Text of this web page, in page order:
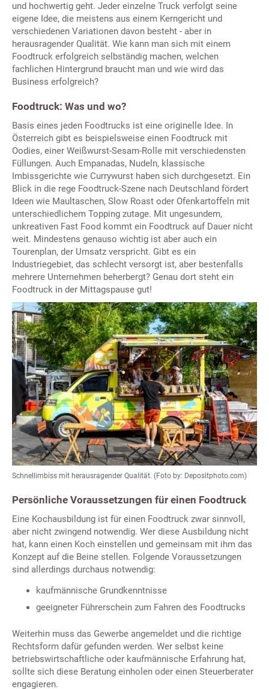
und hochwertig geht. Jeder einzelne Truck verfolgt seine
eigene Idee, die meistens aus einem Kerngericht und
verschiedenen Variationen davon besteht - aber in
herausragender Qualität. Wie kann man sich mit einem
Foodtruck erfolgreich selbständig machen, welchen
fachlichen Hintergrund braucht man und wie wird das
Business erfolgreich?
Foodtruck: Was und wo?
Basis eines jeden Foodtrucks ist eine originelle Idee. In
Österreich gibt es beispielsweise einen Foodtruck mit
Oodies, einer Weißwurst-Sesam-Rolle mit verschiedensten
Füllungen. Auch Empanadas, Nudeln, klassische
Imbissgerichte wie Currywurst haben sich durchgesetzt. Ein
Blick in die rege Foodtruck-Szene nach Deutschland fördert
Ideen wie Maultaschen, Slow Roast oder Ofenkartoffeln mit
unterschiedlichem Topping zutage. Mit ungesundem,
unkreativen Fast Food kommt ein Foodtruck auf Dauer nicht
weit. Mindestens genauso wichtig ist aber auch ein
Tourenplan, der Umsatz verspricht. Gibt es ein
Industriegebiet, das schlecht versorgt ist, aber bestenfalls
mehrere Unternehmen beherbergt? Genau dort steht ein
Foodtruck in der Mittagspause gut!
Schnellimbiss mit herausragender Qualität. (Foto by: Depositphoto.com)
Persönliche Voraussetzungen für einen Foodtruck
Eine Kochausbildung ist für einen Foodtruck zwar sinnvoll,
aber nicht zwingend notwendig. Wer diese Ausbildung nicht
hat, kann einen Koch einstellen und gemeinsam mit ihm das
Konzept auf die Beine stellen. Folgende Voraussetzungen
sind allerdings durchaus notwendig:
kaufmännische Grundkenntnisse
geeigneter Führerschein zum Fahren des Foodtrucks
Weiterhin muss das Gewerbe angemeldet und die richtige
Rechtsform dafür gefunden werden. Wer selbst keine
betriebswirtschaftliche oder kaufmännische Erfahrung hat,
sollte sich diese Beratung einholen oder einen Steuerberater
engagieren.